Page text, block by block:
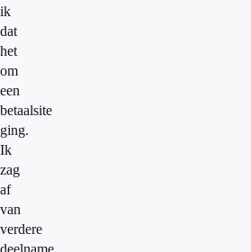
ik
dat
het
om
een
betaalsite
ging.
Ik
zag
af
van
verdere
deelname.